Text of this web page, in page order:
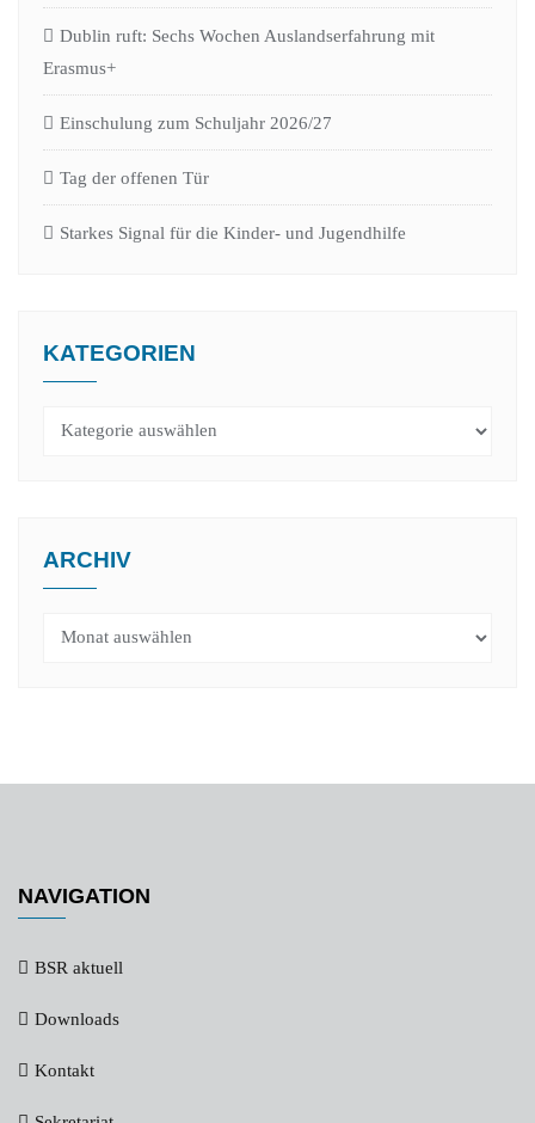
Dublin ruft: Sechs Wochen Auslandserfahrung mit
Erasmus+
Einschulung zum Schuljahr 2026/27
Tag der offenen Tür
Starkes Signal für die Kinder- und Jugendhilfe
KATEGORIEN
Kategorien
ARCHIV
Archiv
NAVIGATION
BSR aktuell
Downloads
Kontakt